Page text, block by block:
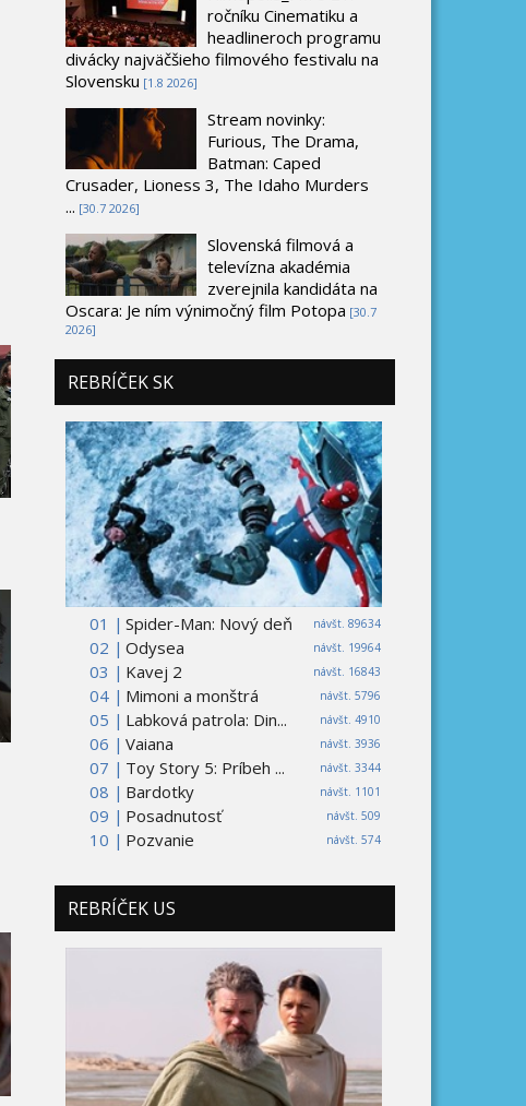
ročníku Cinematiku a
headlineroch programu
divácky najväčšieho filmového festivalu na
Slovensku [1.8 2026]
Stream novinky:
Furious, The Drama,
Batman: Caped
Crusader, Lioness 3, The Idaho Murders
... [30.7 2026]
Slovenská filmová a
televízna akadémia
zverejnila kandidáta na
Oscara: Je ním výnimočný film Potopa [30.7
2026]
REBRÍČEK SK
01 | návšt. 89634
Spider-Man: Nový deň
02 |
návšt. 19964
Odysea
03 |
návšt. 16843
Kavej 2
04 |
návšt. 5796
Mimoni a monštrá
05 |
návšt. 4910
Labková patrola: Din...
06 |
návšt. 3936
Vaiana
07 |
návšt. 3344
Toy Story 5: Príbeh ...
08 |
návšt. 1101
Bardotky
09 |
návšt. 509
Posadnutosť
10 |
návšt. 574
Pozvanie
REBRÍČEK US